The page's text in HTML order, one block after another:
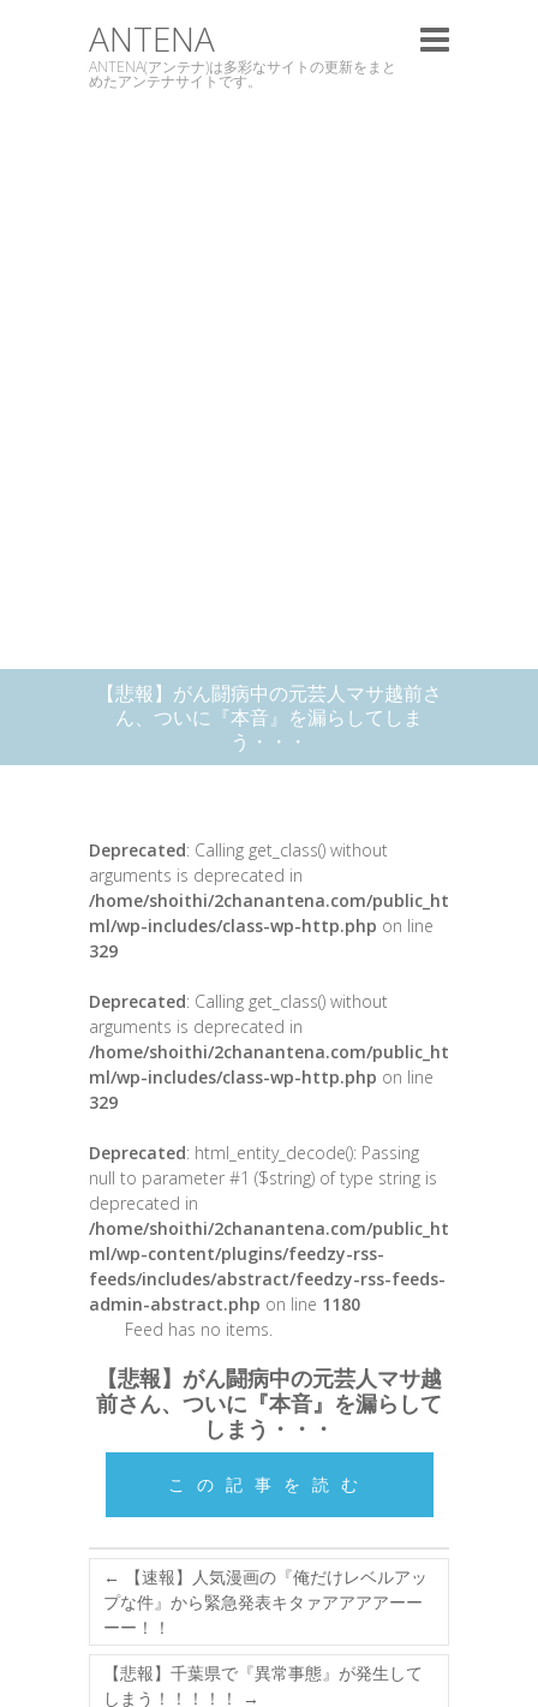
ANTENA
ANTENA(アンテナ)は多彩なサイトの更新をまと
めたアンテナサイトです。
【悲報】がん闘病中の元芸人マサ越前さ
ん、ついに『本音』を漏らしてしま
う・・・
Deprecated: Calling get_class() without
arguments is deprecated in
/home/shoithi/2chanantena.com/public_ht
ml/wp-includes/class-wp-http.php on line
329
Deprecated: Calling get_class() without
arguments is deprecated in
/home/shoithi/2chanantena.com/public_ht
ml/wp-includes/class-wp-http.php on line
329
Deprecated: html_entity_decode(): Passing
null to parameter #1 ($string) of type string is
deprecated in
/home/shoithi/2chanantena.com/public_ht
ml/wp-content/plugins/feedzy-rss-
feeds/includes/abstract/feedzy-rss-feeds-
admin-abstract.php on line 1180
Feed has no items.
【悲報】がん闘病中の元芸人マサ越
前さん、ついに『本音』を漏らして
しまう・・・
この記事を読む
←
【速報】人気漫画の『俺だけレベルアッ
プな件』から緊急発表キタァアアアアーー
ーー！！
【悲報】千葉県で『異常事態』が発生して
しまう！！！！！
→